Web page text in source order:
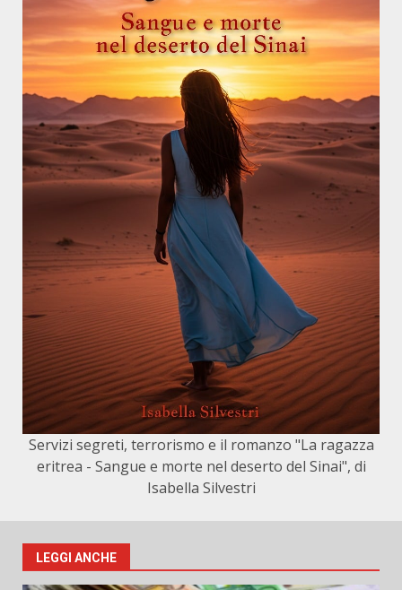
Servizi segreti, terrorismo e il romanzo "La ragazza
eritrea - Sangue e morte nel deserto del Sinai", di
Isabella Silvestri
LEGGI ANCHE